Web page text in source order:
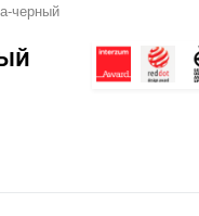
черный